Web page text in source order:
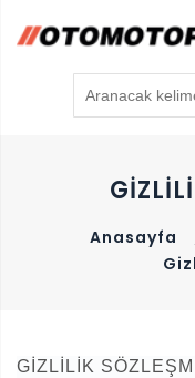
Anasayfa
GİZLİLİK